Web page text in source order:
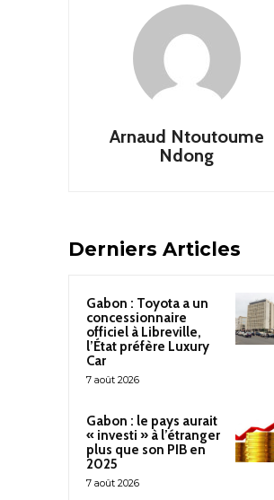
Arnaud Ntoutoume
Ndong
Derniers Articles
Gabon : Toyota a un
concessionnaire
officiel à Libreville,
l’État préfère Luxury
Car
7 août 2026
Gabon : le pays aurait
« investi » à l’étranger
plus que son PIB en
2025
7 août 2026